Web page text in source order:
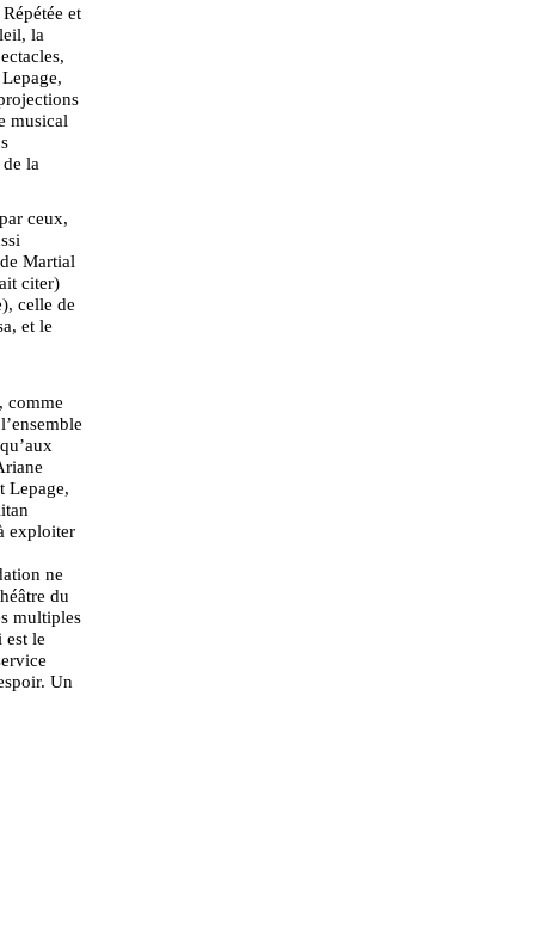
et
la
musical
la
ceux,
Martial
citer)
celle de
et le
comme
Lepage,
exploiter
ne
du
multiples
est le
Un